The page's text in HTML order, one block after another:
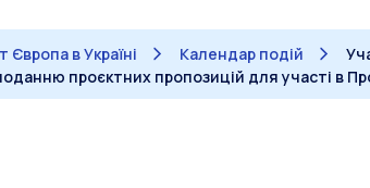
Європа в Україні Календар подій
проєктних пропозицій для участі в